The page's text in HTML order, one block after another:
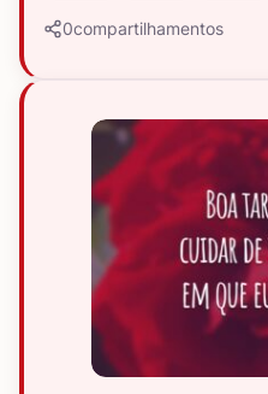
0compartilhamentos